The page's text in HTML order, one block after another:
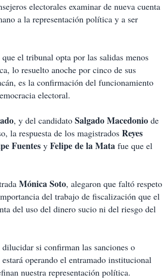
electorales examinar de nueva cuenta
a la representación política y a ser
el tribunal opta por las salidas menos
lo resuelto anoche por cinco de sus
es la confirmación del funcionamiento
electoral.
, y del candidato SalgadoMacedonio de
la respuesta de los magistrados Reyes
Fuentes y Felipe de la Mata fue que el
Mónica Soto, alegaron que faltó respeto
del trabajo de fiscalización que el
del uso del dinero sucio ni del riesgo del
si confirman las sanciones o
operando el entramado institucional
nuestra representación política.